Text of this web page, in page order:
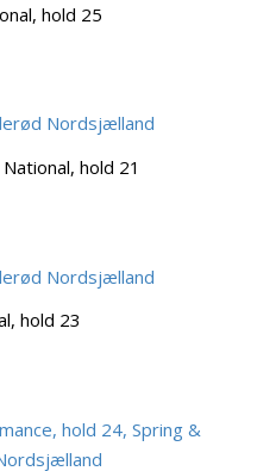
hold 25
hold 21
hold 23